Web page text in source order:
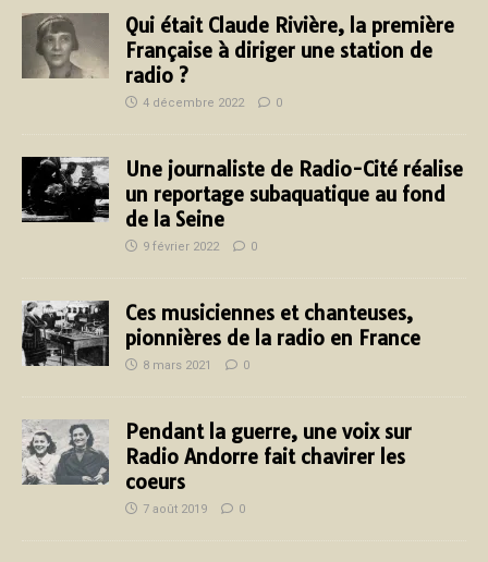
Qui était Claude Rivière, la première
Française à diriger une station de
radio ?
4 décembre 2022 0
Une journaliste de Radio-Cité réalise
un reportage subaquatique au fond
de la Seine
9 février 2022 0
Ces musiciennes et chanteuses,
pionnières de la radio en France
8 mars 2021 0
Pendant la guerre, une voix sur
Radio Andorre fait chavirer les
coeurs
7 août 2019 0